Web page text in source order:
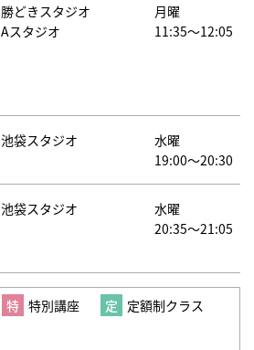
勝どきスタジオ
Aスタジオ
月曜
11:35～12:05
池袋スタジオ
水曜
19:00～20:30
池袋スタジオ
水曜
20:35～21:05
特別講座
定額制クラス